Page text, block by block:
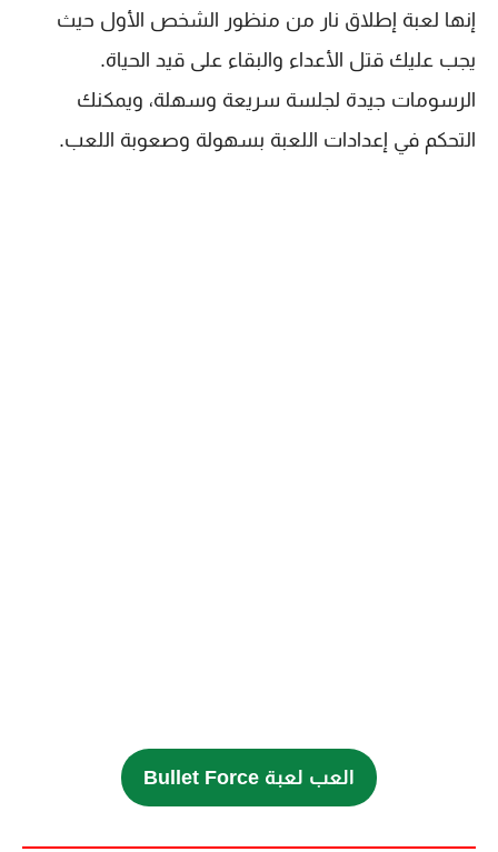
إنها لعبة إطلاق نار من منظور الشخص الأول حيث
يجب عليك قتل الأعداء والبقاء على قيد الحياة.
الرسومات جيدة لجلسة سريعة وسهلة، ويمكنك
التحكم في إعدادات اللعبة بسهولة وصعوبة اللعب.
العب لعبة Bullet Force